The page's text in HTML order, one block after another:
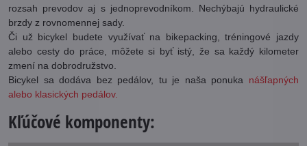
rozsah prevodov aj s jednoprevodníkom. Nechýbajú hydraulické
brzdy z rovnomennej sady.
Či už bicykel budete využívať na bikepacking, tréningové jazdy
alebo cesty do práce, môžete si byť istý, že sa každý kilometer
zmení na dobrodružstvo.
Bicykel sa dodáva bez pedálov, tu je naša ponuka nášľapných
alebo klasických pedálov.
Kľúčové komponenty: